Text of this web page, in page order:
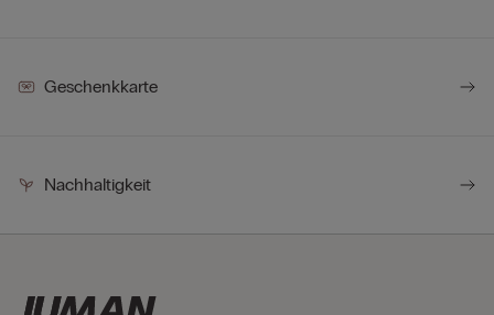
Geschenkkarte
Nachhaltigkeit